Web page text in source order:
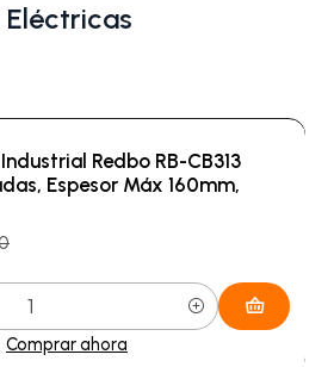
Redbo RB-CB313
Espesor Máx 160mm,
Comprar ahora